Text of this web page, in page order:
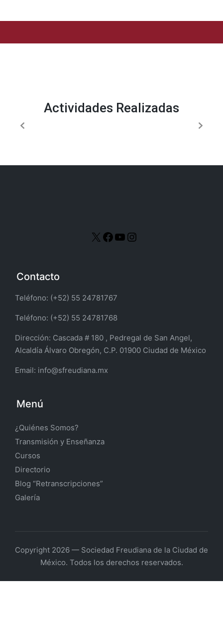
Actividades Realizadas
Contacto
Teléfono: (+52) 55 24781767
Teléfono: (+52) 55 24781768
Dirección: Cascada # 180 , Pedregal de San Angel,
Alcaldía Álvaro Obregón, C.P. 01900 Ciudad de México
Email: info@sfreudiana.mx
Menú
¿Quiénes Somos?
Transmisión y Enseñanza
Cursos
Directorio
Blog “Retranscripciones”
Galería
Copyright 2026 — Sociedad Freudiana de la Ciudad de
México. Todos los derechos reservados.